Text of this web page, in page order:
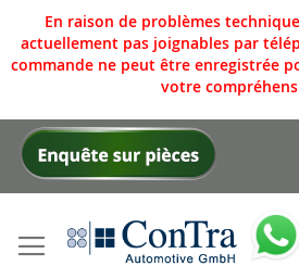
En raison de problèmes
actuellement pas joignables par
commande ne peut être enregistrée
votre
Allez